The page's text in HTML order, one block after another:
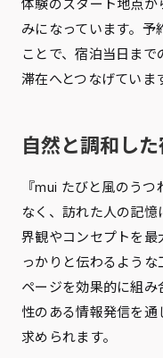
体験のスタート地点か
みになっています。予
ことで、宿泊当日ま
滞在へとつなげていま
自然と調和し
『mui たびと風のう
なく、訪れた人の記
界観やコンセプトを最
っかりと伝わるよう
ページを効果的に組
性のある情報発信を
求められます。